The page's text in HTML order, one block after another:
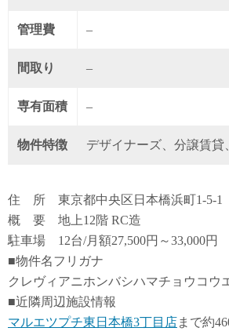
管理費 –
間取り –
専有面積 –
物件特徴 デザイナーズ、分譲賃貸
住 所 東京都中央区日本橋浜町1-5-1
概 要 地上12階 RC造
駐車場 12台/月額27,500円～33,000円
■物件名フリガナ
クレヴィアニホンバシハマチョウコウ
■近隣周辺施設情報
マルエツプチ東日本橋3丁目店まで約